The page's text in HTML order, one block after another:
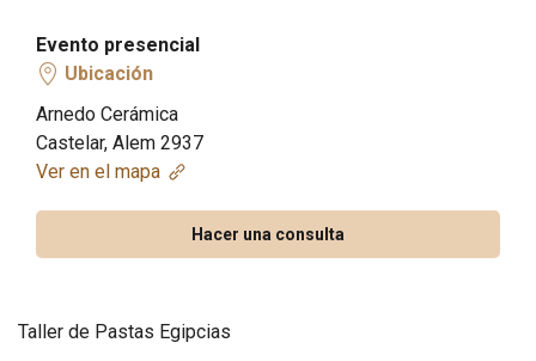
Evento presencial
Ubicación
Arnedo Cerámica
Castelar, Alem 2937
Ver en el mapa
Hacer una consulta
Taller de Pastas Egipcias